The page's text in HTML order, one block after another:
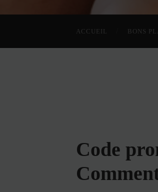
ACCUEIL BONS
Code